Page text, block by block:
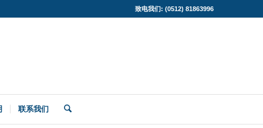
致电我们: (0512) 81863996
联系我们